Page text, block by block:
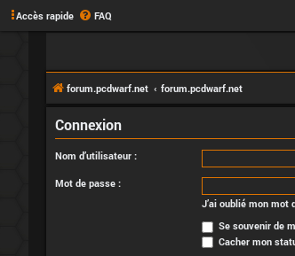
Accès rapide FAQ
forum.pcdwarf.net forum.pcdwarf.net
Connexion
Nom d’utilisateur :
Mot de passe :
J’ai oublié mon mot
Se souvenir de
Cacher mon